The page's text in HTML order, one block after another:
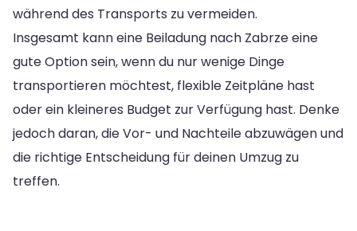
während des Transports zu vermeiden.
Insgesamt kann eine Beiladung nach Zabrze eine
gute Option sein, wenn du nur wenige Dinge
transportieren möchtest, flexible Zeitpläne hast
oder ein kleineres Budget zur Verfügung hast. Denke
jedoch daran, die Vor- und Nachteile abzuwägen und
die richtige Entscheidung für deinen Umzug zu
treffen.